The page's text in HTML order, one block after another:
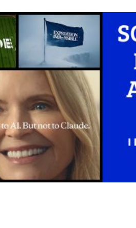
CSR
STRATEGIE
CINEMA
DIGITALE
EDITORIA
ESTERNA